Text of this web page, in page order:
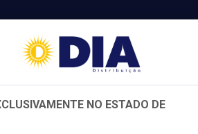
NO ESTADO DE